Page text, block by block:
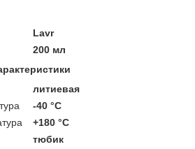
Lavr
200 мл
литиевая
-40 °С
+180 °С
тюбик